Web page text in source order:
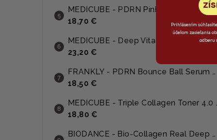
MEDICUBE - PDRN Pink Peptide Serum - Omladzujúce a rozjasňujúce sérum z lososa 30ml
18,70 €
MEDICUBE - Deep Vita C Capsule Cream - Rozjasňujúci kapsulový krém 55g
23,20 €
FRANKLY - PDRN Bounce Ball Serum - Regeneračné sérum s PDRN a niacínamidom 30ml
18,50 €
MEDICUBE - Triple
18,80 €
BIODANCE - Bio-Collagen Real Deep Mask - Inovatívna kolagénová maska 34g
Prihlásením
účelom zasielania
odberu